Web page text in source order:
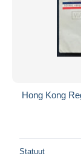
Hong Kong
Statuut